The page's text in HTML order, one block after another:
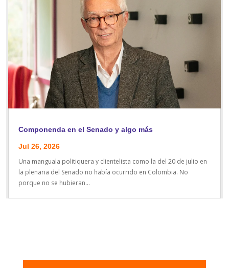
Componenda en el Senado y algo más
Jul 26, 2026
Una manguala politiquera y clientelista como la del 20 de julio en
la plenaria del Senado no había ocurrido en Colombia. No
porque no se hubieran...